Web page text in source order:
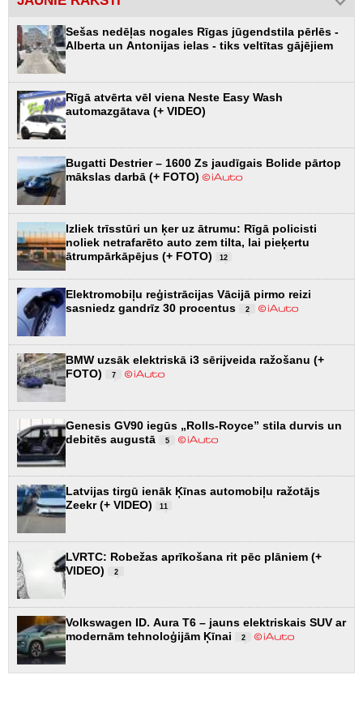
Sešas nedēļas nogales Rīgas jūgendstila pērlēs -
Alberta un Antonijas ielas - tiks veltītas gājējiem
Rīgā atvērta vēl viena Neste Easy Wash
automazgātava (+ VIDEO)
Bugatti Destrier – 1600 Zs jaudīgais Bolide pārtop
mākslas darbā (+ FOTO)
Izliek trīsstūri un ķer uz ātrumu: Rīgā policisti
noliek netrafarēto auto zem tilta, lai pieķertu
ātrumpārkāpējus (+ FOTO)
12
Elektromobiļu reģistrācijas Vācijā pirmo reizi
sasniedz gandrīz 30 procentus
2
BMW uzsāk elektriskā i3 sērijveida ražošanu (+
FOTO)
7
Genesis GV90 iegūs „Rolls-Royce” stila durvis un
debitēs augustā
5
Latvijas tirgū ienāk Ķīnas automobiļu ražotājs
Zeekr (+ VIDEO)
11
LVRTC: Robežas aprīkošana rit pēc plāniem (+
VIDEO)
2
Volkswagen ID. Aura T6 – jauns elektriskais SUV ar
modernām tehnoloģijām Ķīnai
2